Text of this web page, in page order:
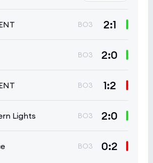
BO3 2:1
BO3 2:0
BO3 1:2
Lights BO3 2:0
BO3 0:2